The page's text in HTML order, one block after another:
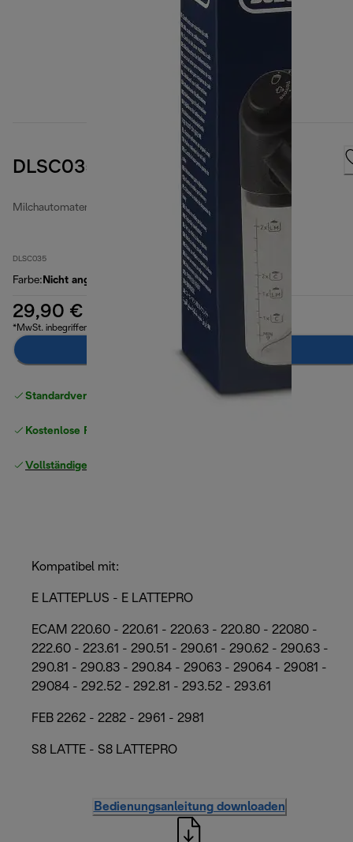
DLSC035
Milchautomaten
DLSC035
Farbe: Nicht angegeben
29,90 €
*MwSt. inbegriffen
Zum Warenkorb hinzufügen
Standardversand kostenlos
Kostenlose Rücksendungen
Vollständige Herstellergarantie
Kompatibel mit:
E LATTEPLUS - E LATTEPRO
ECAM 220.60 - 220.61 - 220.63 - 220.80 - 22080 -
222.60 - 223.61 - 290.51 - 290.61 - 290.62 - 290.63 -
290.81 - 290.83 - 290.84 - 29063 - 29064 - 29081 -
29084 - 292.52 - 292.81 - 293.52 - 293.61
FEB 2262 - 2282 - 2961 - 2981
S8 LATTE - S8 LATTEPRO
Bedienungsanleitung downloaden